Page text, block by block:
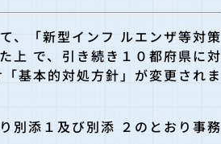
、「新型インフ ルエンザ等対策
上 で、引き続き１０都府県に対
基本的対処方針」が変更されま
別添１及び別添 ２のとおり事務